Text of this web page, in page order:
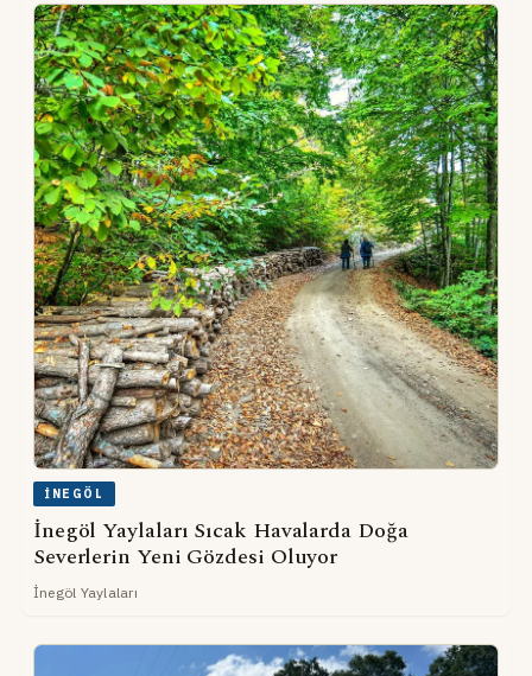
İNEGÖL
İnegöl Yaylaları Sıcak Havalarda Doğa
Severlerin Yeni Gözdesi Oluyor
İnegöl Yaylaları